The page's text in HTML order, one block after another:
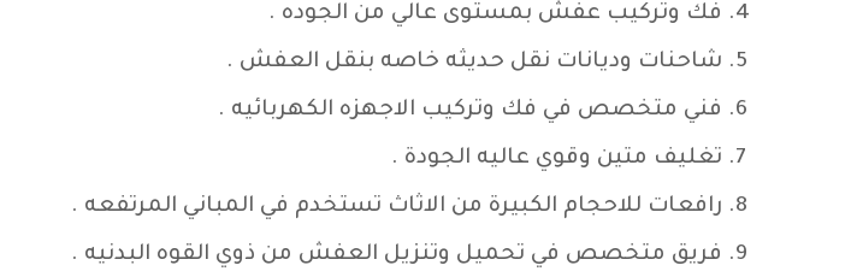
فك وتركيب عفش بمستوى عالي من الجوده .
شاحنات وديانات نقل حديثه خاصه بنقل العفش .
فني متخصص في فك وتركيب الاجهزه الكهربائيه .
تغليف متين وقوي عاليه الجودة .
رافعات للاحجام الكبيرة من الاثاث تستخدم في المباني المرتفعه .
فريق متخصص في تحميل وتنزيل العفش من ذوي القوه البدنيه .